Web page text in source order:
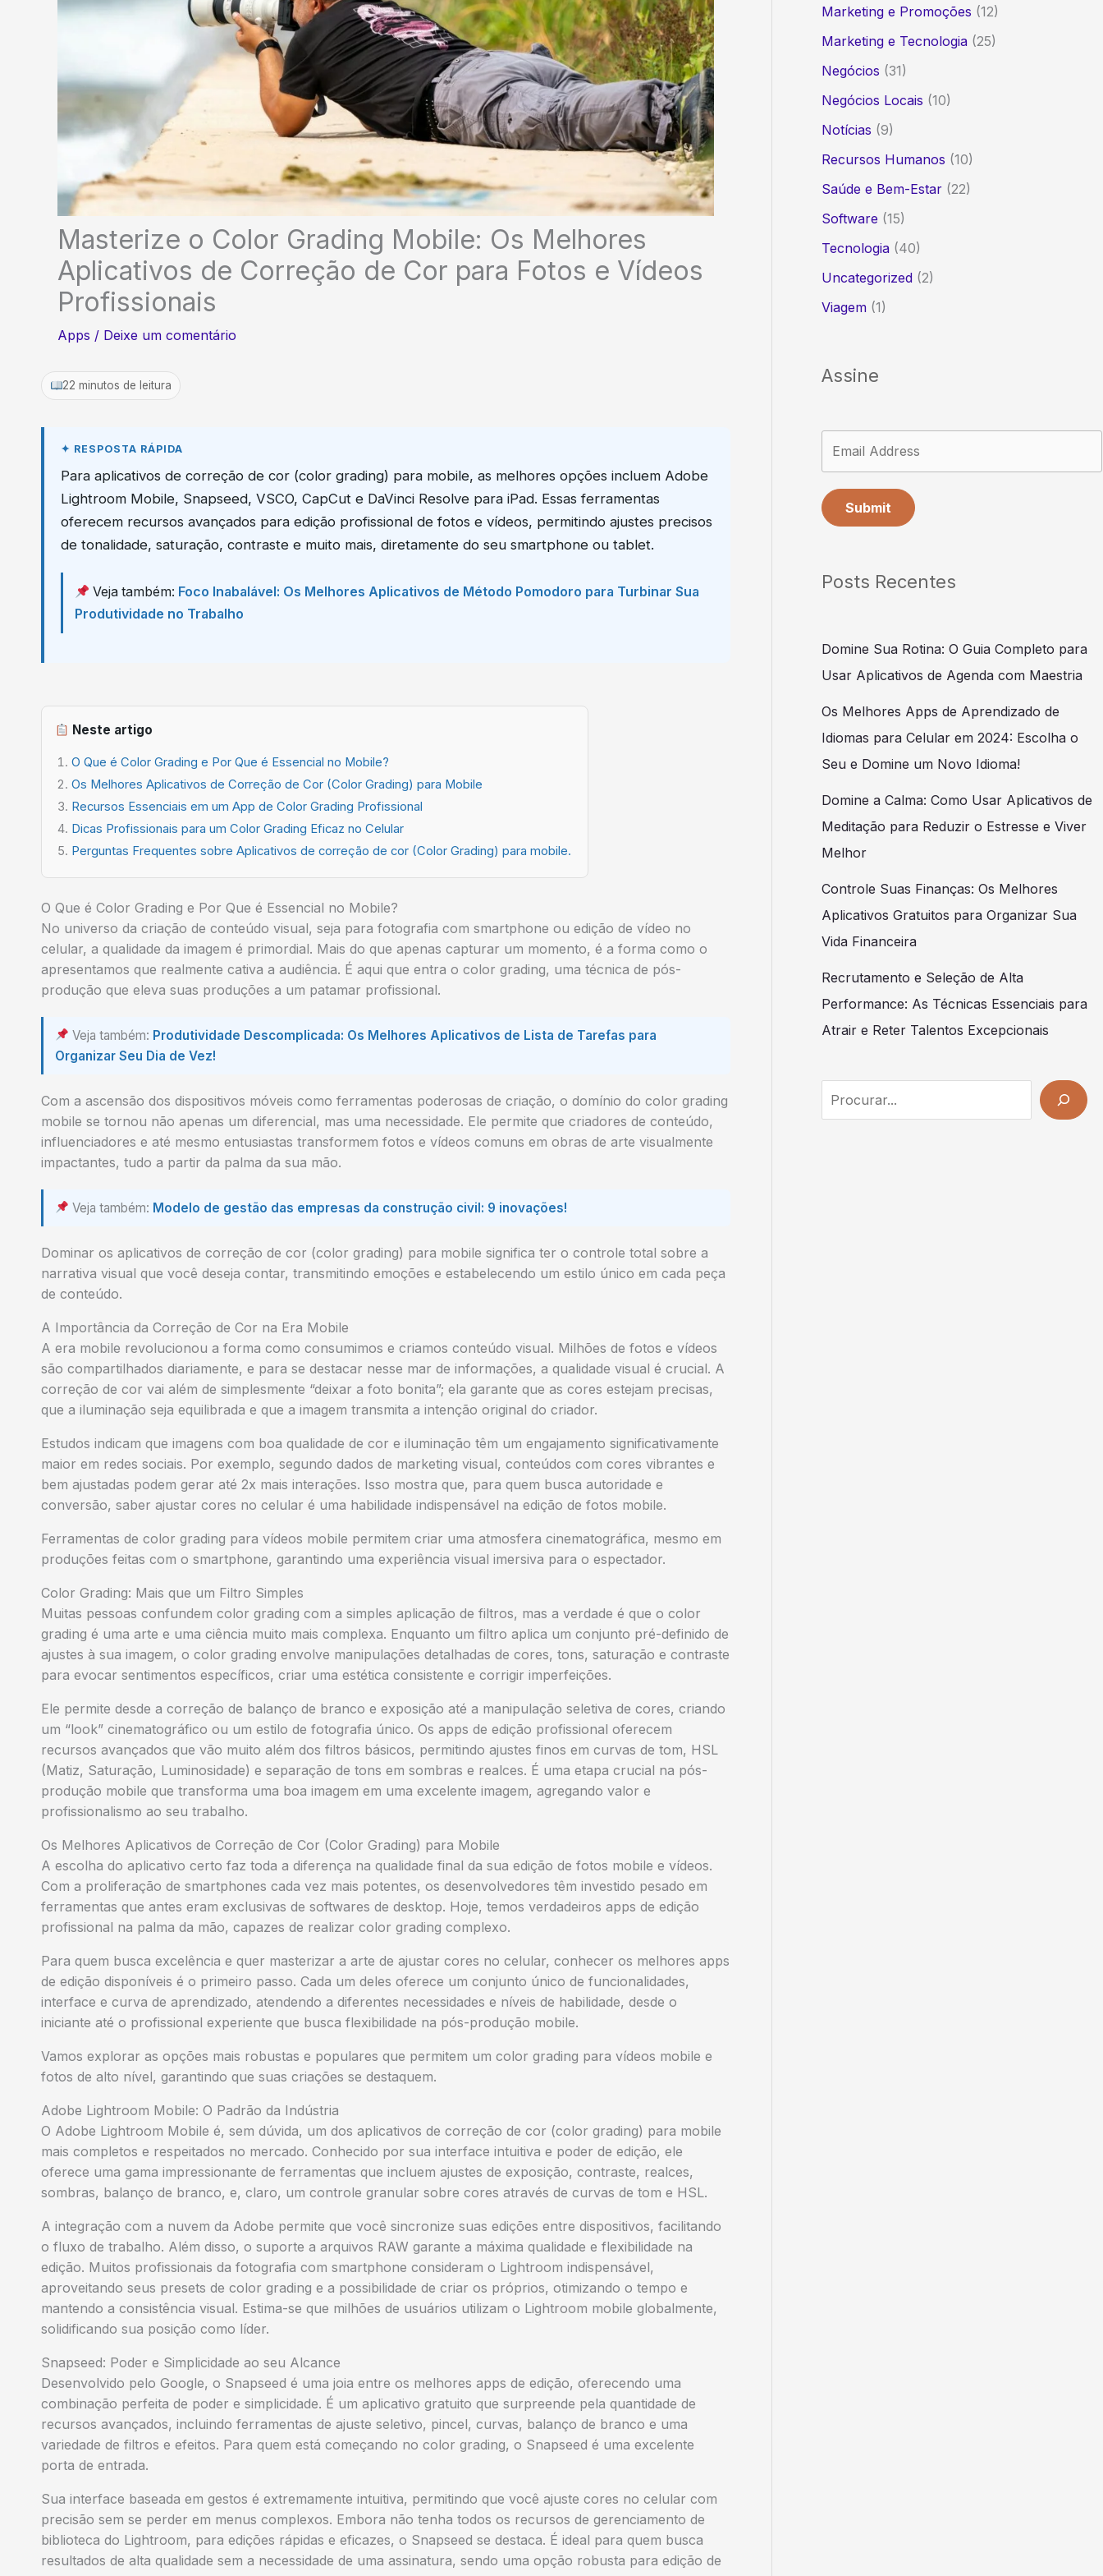
Masterize o Color Grading Mobile: Os Melhores
Aplicativos de Correção de Cor para Fotos e Vídeos
Profissionais
Apps / Deixe um comentário
22 minutos de leitura
Para aplicativos de correção de cor (color grading) para mobile, as melhores opções incluem Adobe
Lightroom Mobile, Snapseed, VSCO, CapCut e DaVinci Resolve para iPad. Essas ferramentas
oferecem recursos avançados para edição profissional de fotos e vídeos, permitindo ajustes precisos
de tonalidade, saturação, contraste e muito mais, diretamente do seu smartphone ou tablet.
Veja também: Foco Inabalável: Os Melhores Aplicativos de Método Pomodoro para Turbinar Sua
Produtividade no Trabalho
Neste artigo
O Que é Color Grading e Por Que é Essencial no Mobile?
Os Melhores Aplicativos de Correção de Cor (Color Grading) para Mobile
Recursos Essenciais em um App de Color Grading Profissional
Dicas Profissionais para um Color Grading Eficaz no Celular
Perguntas Frequentes sobre Aplicativos de correção de cor (Color Grading) para mobile.
O Que é Color Grading e Por Que é Essencial no Mobile?
No universo da criação de conteúdo visual, seja para fotografia com smartphone ou edição de vídeo no
celular, a qualidade da imagem é primordial. Mais do que apenas capturar um momento, é a forma como o
apresentamos que realmente cativa a audiência. É aqui que entra o color grading, uma técnica de pós-
produção que eleva suas produções a um patamar profissional.
Veja também: Produtividade Descomplicada: Os Melhores Aplicativos de Lista de Tarefas para
Organizar Seu Dia de Vez!
Com a ascensão dos dispositivos móveis como ferramentas poderosas de criação, o domínio do color grading
mobile se tornou não apenas um diferencial, mas uma necessidade. Ele permite que criadores de conteúdo,
influenciadores e até mesmo entusiastas transformem fotos e vídeos comuns em obras de arte visualmente
impactantes, tudo a partir da palma da sua mão.
Veja também: Modelo de gestão das empresas da construção civil: 9 inovações!
Dominar os aplicativos de correção de cor (color grading) para mobile significa ter o controle total sobre a
narrativa visual que você deseja contar, transmitindo emoções e estabelecendo um estilo único em cada peça
de conteúdo.
A Importância da Correção de Cor na Era Mobile
A era mobile revolucionou a forma como consumimos e criamos conteúdo visual. Milhões de fotos e vídeos
são compartilhados diariamente, e para se destacar nesse mar de informações, a qualidade visual é crucial. A
correção de cor vai além de simplesmente “deixar a foto bonita”; ela garante que as cores estejam precisas,
que a iluminação seja equilibrada e que a imagem transmita a intenção original do criador.
Estudos indicam que imagens com boa qualidade de cor e iluminação têm um engajamento significativamente
maior em redes sociais. Por exemplo, segundo dados de marketing visual, conteúdos com cores vibrantes e
bem ajustadas podem gerar até 2x mais interações. Isso mostra que, para quem busca autoridade e
conversão, saber ajustar cores no celular é uma habilidade indispensável na edição de fotos mobile.
Ferramentas de color grading para vídeos mobile permitem criar uma atmosfera cinematográfica, mesmo em
produções feitas com o smartphone, garantindo uma experiência visual imersiva para o espectador.
Color Grading: Mais que um Filtro Simples
Muitas pessoas confundem color grading com a simples aplicação de filtros, mas a verdade é que o color
grading é uma arte e uma ciência muito mais complexa. Enquanto um filtro aplica um conjunto pré-definido de
ajustes à sua imagem, o color grading envolve manipulações detalhadas de cores, tons, saturação e contraste
para evocar sentimentos específicos, criar uma estética consistente e corrigir imperfeições.
Ele permite desde a correção de balanço de branco e exposição até a manipulação seletiva de cores, criando
um “look” cinematográfico ou um estilo de fotografia único. Os apps de edição profissional oferecem
recursos avançados que vão muito além dos filtros básicos, permitindo ajustes finos em curvas de tom, HSL
(Matiz, Saturação, Luminosidade) e separação de tons em sombras e realces. É uma etapa crucial na pós-
produção mobile que transforma uma boa imagem em uma excelente imagem, agregando valor e
profissionalismo ao seu trabalho.
Os Melhores Aplicativos de Correção de Cor (Color Grading) para Mobile
A escolha do aplicativo certo faz toda a diferença na qualidade final da sua edição de fotos mobile e vídeos.
Com a proliferação de smartphones cada vez mais potentes, os desenvolvedores têm investido pesado em
ferramentas que antes eram exclusivas de softwares de desktop. Hoje, temos verdadeiros apps de edição
profissional na palma da mão, capazes de realizar color grading complexo.
Para quem busca excelência e quer masterizar a arte de ajustar cores no celular, conhecer os melhores apps
de edição disponíveis é o primeiro passo. Cada um deles oferece um conjunto único de funcionalidades,
interface e curva de aprendizado, atendendo a diferentes necessidades e níveis de habilidade, desde o
iniciante até o profissional experiente que busca flexibilidade na pós-produção mobile.
Vamos explorar as opções mais robustas e populares que permitem um color grading para vídeos mobile e
fotos de alto nível, garantindo que suas criações se destaquem.
Adobe Lightroom Mobile: O Padrão da Indústria
O Adobe Lightroom Mobile é, sem dúvida, um dos aplicativos de correção de cor (color grading) para mobile
mais completos e respeitados no mercado. Conhecido por sua interface intuitiva e poder de edição, ele
oferece uma gama impressionante de ferramentas que incluem ajustes de exposição, contraste, realces,
sombras, balanço de branco, e, claro, um controle granular sobre cores através de curvas de tom e HSL.
A integração com a nuvem da Adobe permite que você sincronize suas edições entre dispositivos, facilitando
o fluxo de trabalho. Além disso, o suporte a arquivos RAW garante a máxima qualidade e flexibilidade na
edição. Muitos profissionais da fotografia com smartphone consideram o Lightroom indispensável,
aproveitando seus presets de color grading e a possibilidade de criar os próprios, otimizando o tempo e
mantendo a consistência visual. Estima-se que milhões de usuários utilizam o Lightroom mobile globalmente,
solidificando sua posição como líder.
Snapseed: Poder e Simplicidade ao seu Alcance
Desenvolvido pelo Google, o Snapseed é uma joia entre os melhores apps de edição, oferecendo uma
combinação perfeita de poder e simplicidade. É um aplicativo gratuito que surpreende pela quantidade de
recursos avançados, incluindo ferramentas de ajuste seletivo, pincel, curvas, balanço de branco e uma
variedade de filtros e efeitos. Para quem está começando no color grading, o Snapseed é uma excelente
porta de entrada.
Sua interface baseada em gestos é extremamente intuitiva, permitindo que você ajuste cores no celular com
precisão sem se perder em menus complexos. Embora não tenha todos os recursos de gerenciamento de
biblioteca do Lightroom, para edições rápidas e eficazes, o Snapseed se destaca. É ideal para quem busca
resultados de alta qualidade sem a necessidade de uma assinatura, sendo uma opção robusta para edição de
Marketing e Promoções (12)
Marketing e Tecnologia(25)
Negócios (31)
Negócios Locais (10)
Notícias (9)
Recursos Humanos (10)
Saúde e Bem-Estar(22)
Software (15)
Tecnologia(40)
Uncategorized(2)
Viagem(1)
Assine
Submit
Posts Recentes
Domine Sua Rotina: O Guia Completo para
Usar Aplicativos de Agenda com Maestria
Os Melhores Apps de Aprendizado de
Idiomas para Celular em 2024: Escolha o
Seu e Domine um Novo Idioma!
Domine a Calma: Como Usar Aplicativos de
Meditação para Reduzir o Estresse e Viver
Melhor
Controle Suas Finanças: Os Melhores
Aplicativos Gratuitos para Organizar Sua
Vida Financeira
Recrutamento e Seleção de Alta
Performance: As Técnicas Essenciais para
Atrair e Reter Talentos Excepcionais
Search